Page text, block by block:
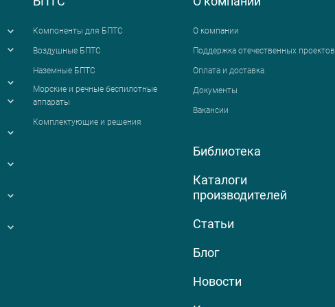
Компоненты для БПТС
Воздушные БПТС
Наземные БПТС
Морские и речные беспилотные
аппараты
Комплектующие и решения
О компании
Поддержка отечественных проектов
Оплата и доставка
Документы
Вакансии
Библиотека
Каталоги
производителей
Статьи
Блог
Новости